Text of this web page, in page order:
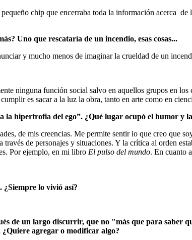
chip que encerraba toda la información acerca de
Uno que rescataría de un incendio, esas cosas...
y mucho menos de imaginar la crueldad de un
ninguna función social salvo en aquellos grupos en
es sacar a la luz la obra, tanto en arte como en
la hipertrofia del ego”. ¿Qué lugar ocupó el humor y
de mis creencias. Me permite sentir lo que creo que
de personajes y situaciones. Y la crítica al orden
Por ejemplo, en mi libro El pulso del mundo. En cuanto
lo vivió así?
de un largo discurrir, que no "más que para saber
agregar o modificar algo?